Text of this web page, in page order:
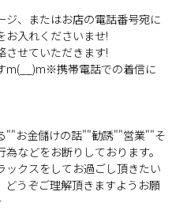
ジ、またはお店の電話番号宛に
お入れくださいませ!
させていただきます!
m(__)m※携帯電話での着信に
""お金儲けの話""勧誘""営業""そ
などをお断りしております。
ックスをしてお過ごし頂きたい
どうぞご理解頂きますようお願